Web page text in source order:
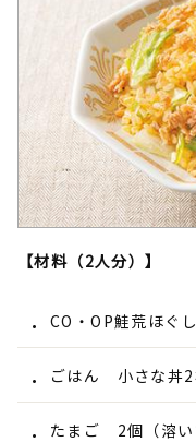
【材料（2人分）】
CO・OP鮭荒ほぐ
ごはん 小さな丼2
たまご 2個（溶い